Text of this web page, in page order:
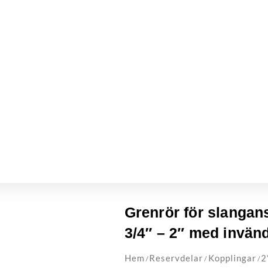
Grenrör för
3/4″ – 2″ med
Hem /Reservdelar / Kopplingar /